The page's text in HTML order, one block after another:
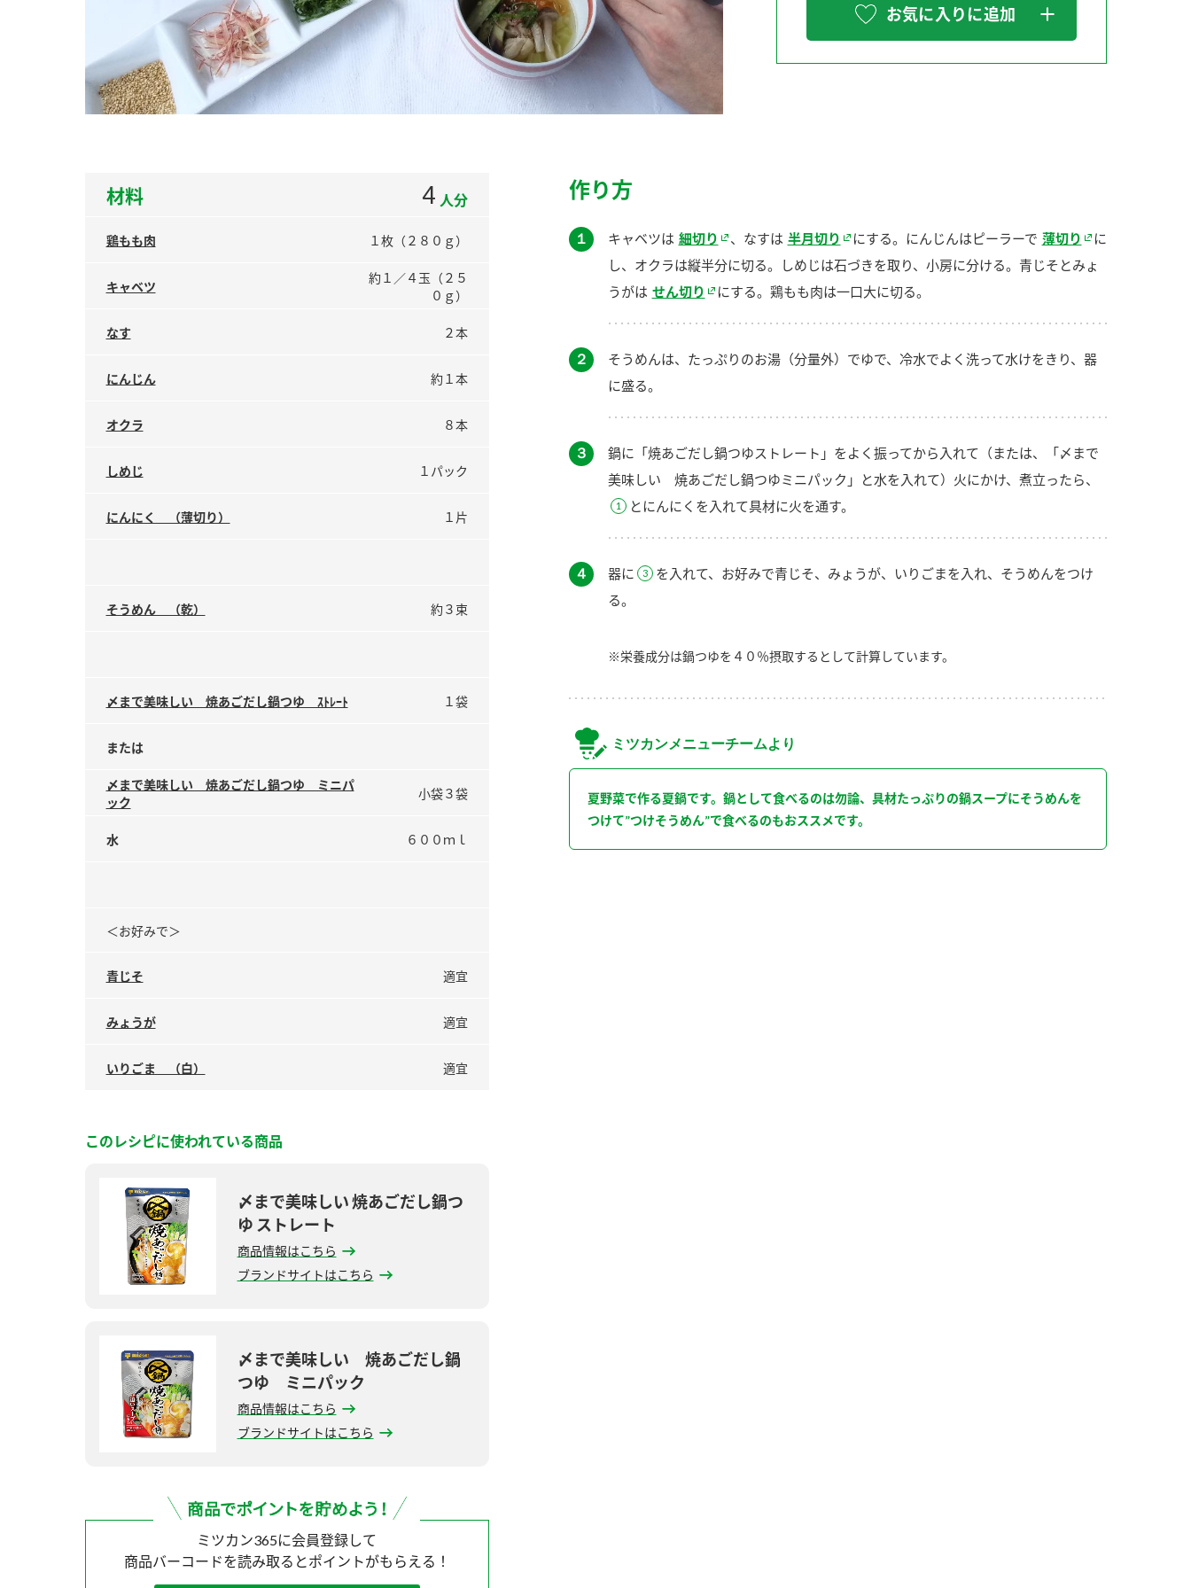
お気に入りに追加
材料 4 人分
鶏もも肉 １枚（２８０ｇ）
キャベツ
約１／４玉（２５
０ｇ）
なす ２本
にんじん 約１本
オクラ ８本
しめじ １パック
にんにく （薄切り） １片
そうめん （乾） 約３束
〆まで美味しい 焼あごだし鍋つゆ ｽﾄﾚｰﾄ １袋
または
〆まで美味しい 焼あごだし鍋つゆ ミニパ
ック
小袋３袋
水 ６００ｍｌ
＜お好みで＞
青じそ 適宜
みょうが 適宜
いりごま （白） 適宜
このレシピに使われている商品
〆まで美味しい 焼あごだし鍋つ
ゆ ストレート
商品情報はこちら
ブランドサイトはこちら
〆まで美味しい 焼あごだし鍋
つゆ ミニパック
商品情報はこちら
ブランドサイトはこちら
ミツカン365に会員登録して
商品バーコードを読み取ると ポイントがもらえる！
作り方
１ キャベツは 細切り 、なすは 半月切り にする。にんじんはピーラーで 薄切り
に
し、オクラは縦半分に切る。しめじは石づきを取り、小房に分ける。青じそとみょ
うがは せん切り にする。鶏もも肉は一口大に切る。
２
そうめんは、たっぷりのお湯（分量外）でゆで、冷水でよく洗って水けをきり、器
に盛る。
３
鍋に「焼あごだし鍋つゆストレート」をよく振ってから入れて（または、「〆まで
美味しい 焼あごだし鍋つゆミニパック」と水を入れて）火にかけ、煮立ったら、
とにんにくを入れて具材に火を通す。
４ 器に
を入れて、お好みで青じそ、みょうが、いりごまを入れ、そうめんをつけ
る。
※栄養成分は鍋つゆを４０％摂取するとして計算しています。
ミツカンメニューチームより
夏野菜で作る夏鍋です。鍋として食べるのは勿論、具材たっぷりの鍋スープにそうめんを
つけて”つけそうめん”で食べるのもおススメです。